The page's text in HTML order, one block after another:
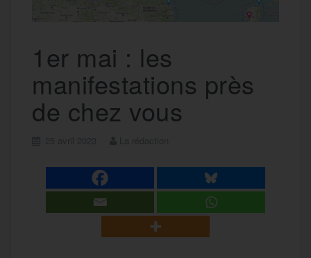
1er mai : les
manifestations près
de chez vous